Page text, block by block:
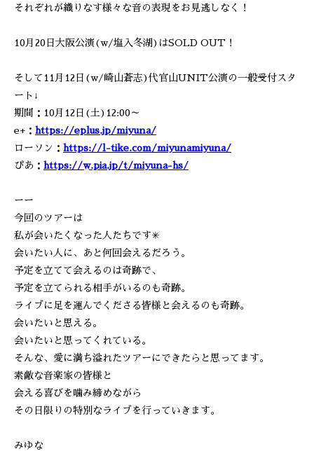
それぞれが織りなす様々な音の表現をお見逃しなく！
10月20日大阪公演(w/塩入冬湖)はSOLD OUT！
そして11月12日(w/崎山蒼志)代官山UNIT公演の一般受付スタ
ート↓
期間：10月12日(土)12:00～
e+： https://eplus.jp/miyuna/
ローソン： https://l-tike.com/miyunamiyuna/
ぴあ： https://w.pia.jp/t/miyuna-hs/
ーー
今回のツアーは
私が会いたくなった人たちです✳
会いたい人に、あと何回会えるだろう。
予定を立てて会えるのは奇跡で、
予定を立てられる相手がいるのも奇跡。
ライブに足を運んでくださる皆様と会えるのも奇跡。
会いたいと思える。
会いたいと思ってくれている。
そんな、愛に満ち溢れたツアーにできたらと思ってます。
素敵な音楽家の皆様と
会える喜びを噛み締めながら
その日限りの特別なライブを行っていきます。
みゆな